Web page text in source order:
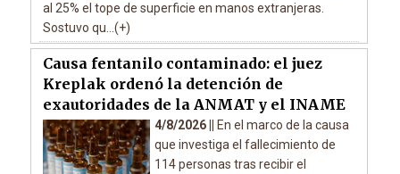
al 25% el tope de superficie en manos extranjeras.
Sostuvo qu...(+)
Causa fentanilo contaminado: el juez
Kreplak ordenó la detención de
exautoridades de la ANMAT y el INAME
4/8/2026 ||
En el marco de la causa
que investiga el fallecimiento de
114 personas tras recibir el